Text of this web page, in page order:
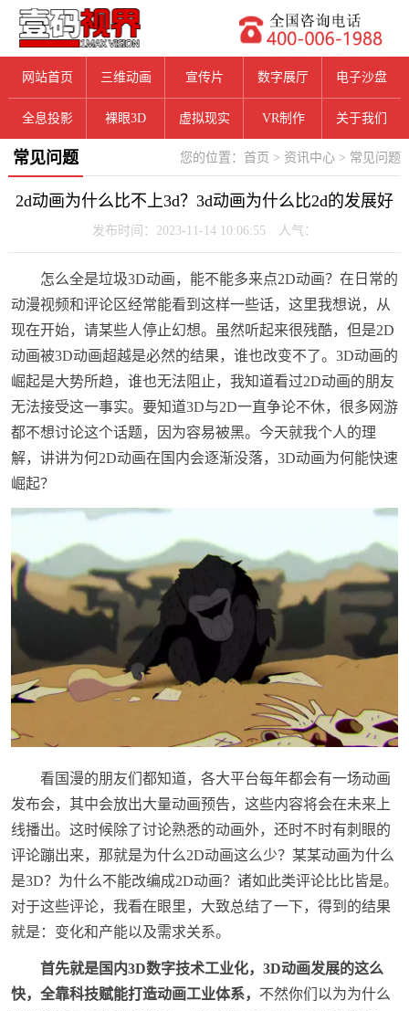
网站首页 三维动画 宣传片 数字展厅 电子沙盘
全息投影 裸眼3D 虚拟现实 VR制作 关于我们
您的位置： 首页 > 资讯中心 > 常见问题
常见问题
2d动画为什么比不上3d？3d动画为什么比2d的发展好
发布时间：2023-11-14 10:06:55 人气：
怎么全是垃圾3D动画，能不能多来点2D动画？在日常的
动漫视频和评论区经常能看到这样一些话，这里我想说，从
现在开始，请某些人停止幻想。虽然听起来很残酷，但是2D
动画被3D动画超越是必然的结果，谁也改变不了。3D动画的
崛起是大势所趋，谁也无法阻止，我知道看过2D动画的朋友
无法接受这一事实。要知道3D与2D一直争论不休，很多网游
都不想讨论这个话题，因为容易被黑。今天就我个人的理
解，讲讲为何2D动画在国内会逐渐没落，3D动画为何能快速
崛起？
看国漫的朋友们都知道，各大平台每年都会有一场动画
发布会，其中会放出大量动画预告，这些内容将会在未来上
线播出。这时候除了讨论熟悉的动画外，还时不时有刺眼的
评论蹦出来，那就是为什么2D动画这么少？某某动画为什么
是3D？为什么不能改编成2D动画？诸如此类评论比比皆是。
对于这些评论，我看在眼里，大致总结了一下，得到的结果
就是：变化和产能以及需求关系。
首先就是国内3D数字技术工业化， 3D动画发展的这么
快，全靠科技赋能打造动画工业体系， 不然你们以为为什么